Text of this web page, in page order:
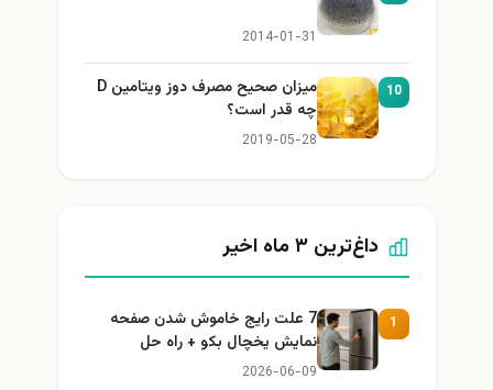
2014-01-31
10
میزان صحیح مصرف دوز ویتامین D
چه قدر است؟
2019-05-28
داغ‌ترین ۳ ماه اخیر
1
7 علت رایج خاموش شدن صفحه
نمایش یخچال بکو + راه حل
2026-06-09